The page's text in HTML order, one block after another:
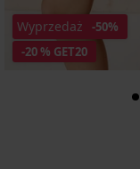
-20 % GET20
Wyprzedaż -50%